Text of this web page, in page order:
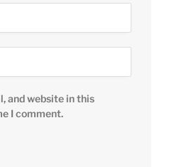
and website in this
I comment.